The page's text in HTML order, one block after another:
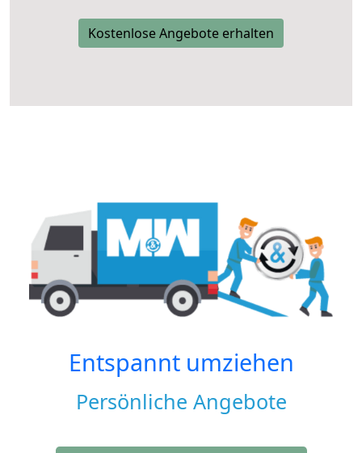
Kostenlose Angebote erhalten
Entspannt umziehen
Persönliche Angebote